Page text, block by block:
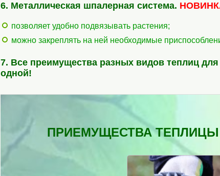
6. Металлическая шпалерная система.
позволяет удобно подвязывать растения;
можно закреплять на ней необходимые
7. Все преимущества разных видов теплиц
одной!
ПРИЕМУЩЕСТВА